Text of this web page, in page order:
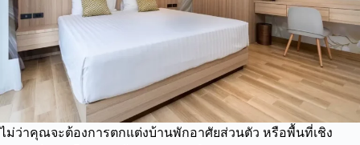
ไม่ว่าคุณจะต้องการตกแต่งบ้านพักอาศัยส่วนตัว หรือพื้นที่เชิง